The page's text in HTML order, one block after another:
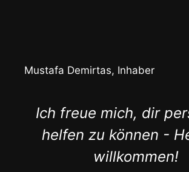
Mustafa Demirtas, Inhaber
Ich freue mich, dir
helfen zu können -
willkommen!